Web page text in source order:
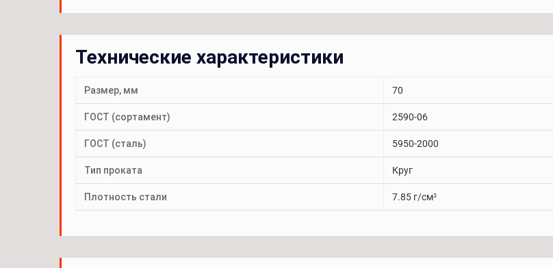
Технические характеристики
Размер, мм 70
ГОСТ (сортамент) 2590-06
ГОСТ (сталь) 5950-2000
Тип проката Круг
Плотность стали 7.85 г/см³